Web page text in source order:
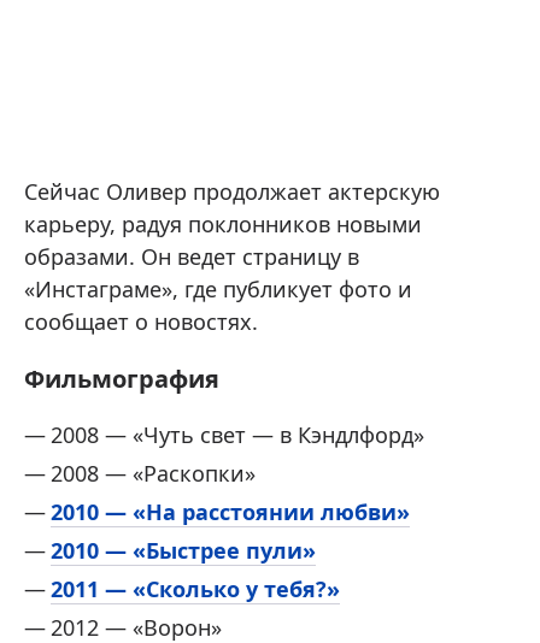
Сейчас Оливер продолжает актерскую
карьеру, радуя поклонников новыми
образами. Он ведет страницу в
«Инстаграме», где публикует фото и
сообщает о новостях.
Фильмография
2008 — «Чуть свет — в Кэндлфорд»
2008 — «Раскопки»
2010 — «На расстоянии любви»
2010 — «Быстрее пули»
2011 — «Сколько у тебя?»
2012 — «Ворон»